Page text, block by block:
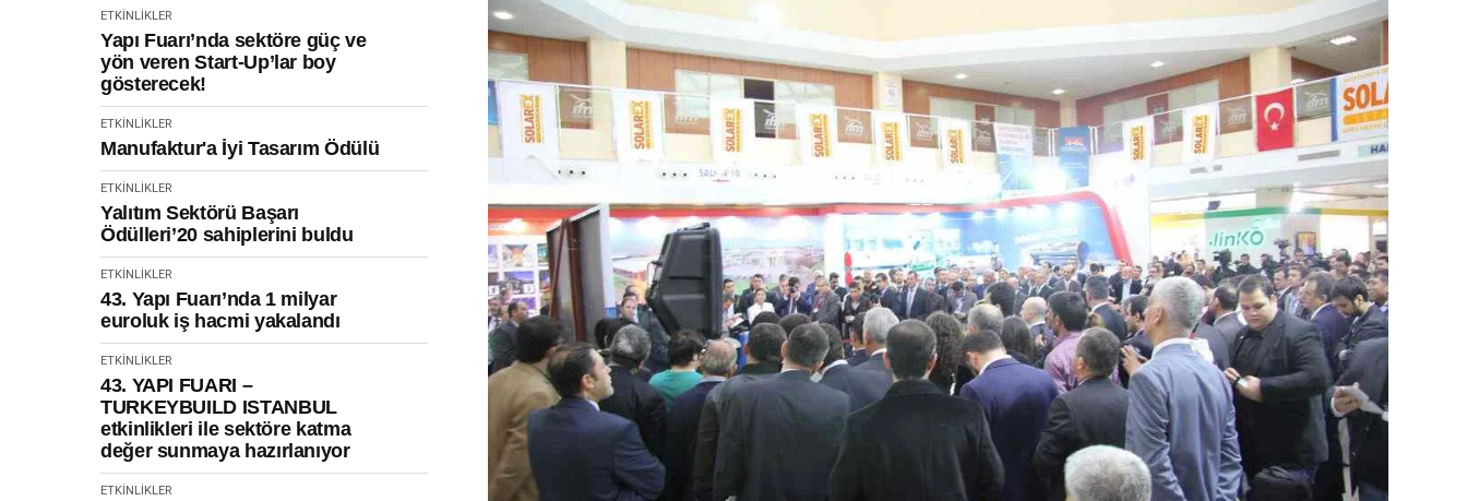
ETKINLIKLER
Yapı Fuarı’nda sektöre güç ve
yön veren Start-Up’lar boy
gösterecek!
ETKINLIKLER
Manufaktur'a İyi Tasarım Ödülü
ETKINLIKLER
Yalıtım Sektörü Başarı
Ödülleri’20 sahiplerini buldu
ETKINLIKLER
43. Yapı Fuarı’nda 1 milyar
euroluk iş hacmi yakalandı
ETKINLIKLER
43. YAPI FUARI –
TURKEYBUILD ISTANBUL
etkinlikleri ile sektöre katma
değer sunmaya hazırlanıyor
ETKINLIKLER